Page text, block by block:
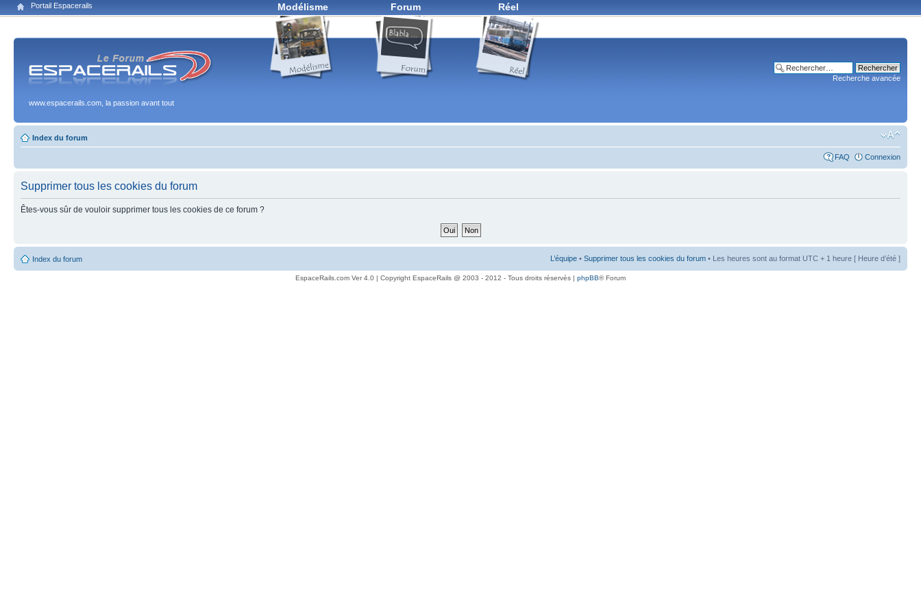
Portail Espacerails Modélisme Forum Réel
www.espacerails.com, la passion avant tout
Recherche avancée
Index du forum
FAQ Connexion
Supprimer tous les cookies du forum
Êtes-vous sûr de vouloir supprimer tous les cookies de ce forum ?
Index du forum L’équipe • Supprimer tous les cookies du forum • Les heures sont au format UTC + 1 heure [ Heure d’été ]
EspaceRails.com Ver 4.0 | Copyright EspaceRails @ 2003 - 2012 - Tous droits réservés | phpBB® Forum